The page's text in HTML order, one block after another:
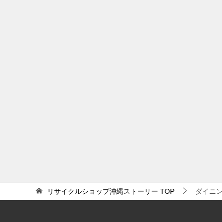
リサイクルショップ沖縄ストーリー TOP ダイニ